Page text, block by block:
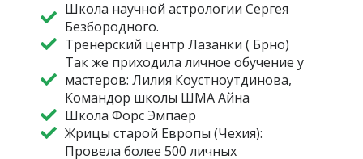
Школа научной астрологии Сергея
Безбородного.
Тренерский центр Лазанки ( Брно)
Так же приходила личное обучение у
мастеров: Лилия Коустноутдинова,
Командор школы ШМА Айна
Школа Форс Эмпаер
Жрицы старой Европы (Чехия):
Провела более 500 личных